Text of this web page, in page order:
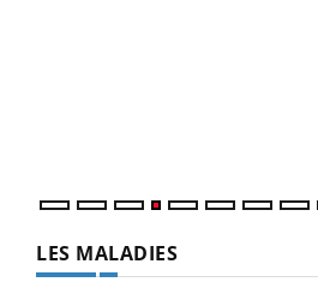
LES MALADIES